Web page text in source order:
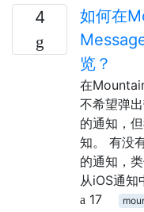
4
如何在
览？
在
不希望弹
的通知，
知。 有没
的通知，
从iOS通知
17